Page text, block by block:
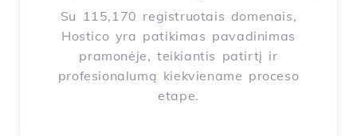
Su 115,170 registruotais domenais,
Hostico yra patikimas pavadinimas
pramonėje, teikiantis patirtį ir
profesionalumą kiekviename proceso
etape.